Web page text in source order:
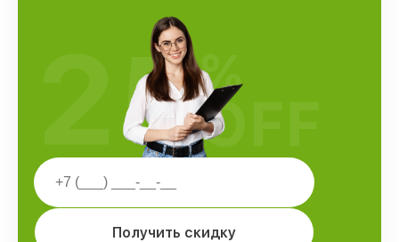
Получить скидку
25%
OFF